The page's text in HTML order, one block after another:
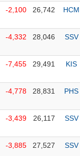
-2,100 26,742 HCM
-4,332 28,046 SSV
-7,455 29,491 KIS
-4,778 28,831 PHS
-3,439 26,117 SSV
-3,885 27,527 SSV